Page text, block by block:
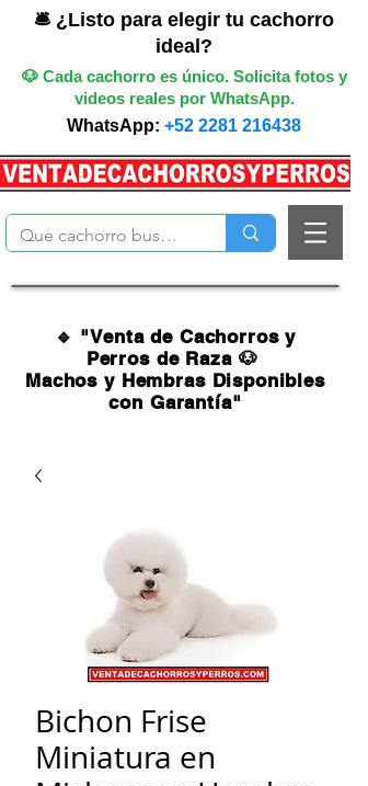
🛎️ ¿Listo para elegir tu cachorro
ideal?
🐶 Cada cachorro es único. Solicita fotos y
videos reales por WhatsApp.
WhatsApp: +52 2281 216438
🔹 "Venta de Cachorros y
Perros de Raza 🐶
Machos y Hembras Disponibles
con Garantía"
Bichon Frise
Miniatura en